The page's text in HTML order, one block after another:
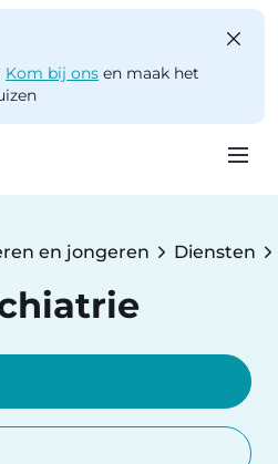
Kom bij ons en maak het
en jongeren Diensten